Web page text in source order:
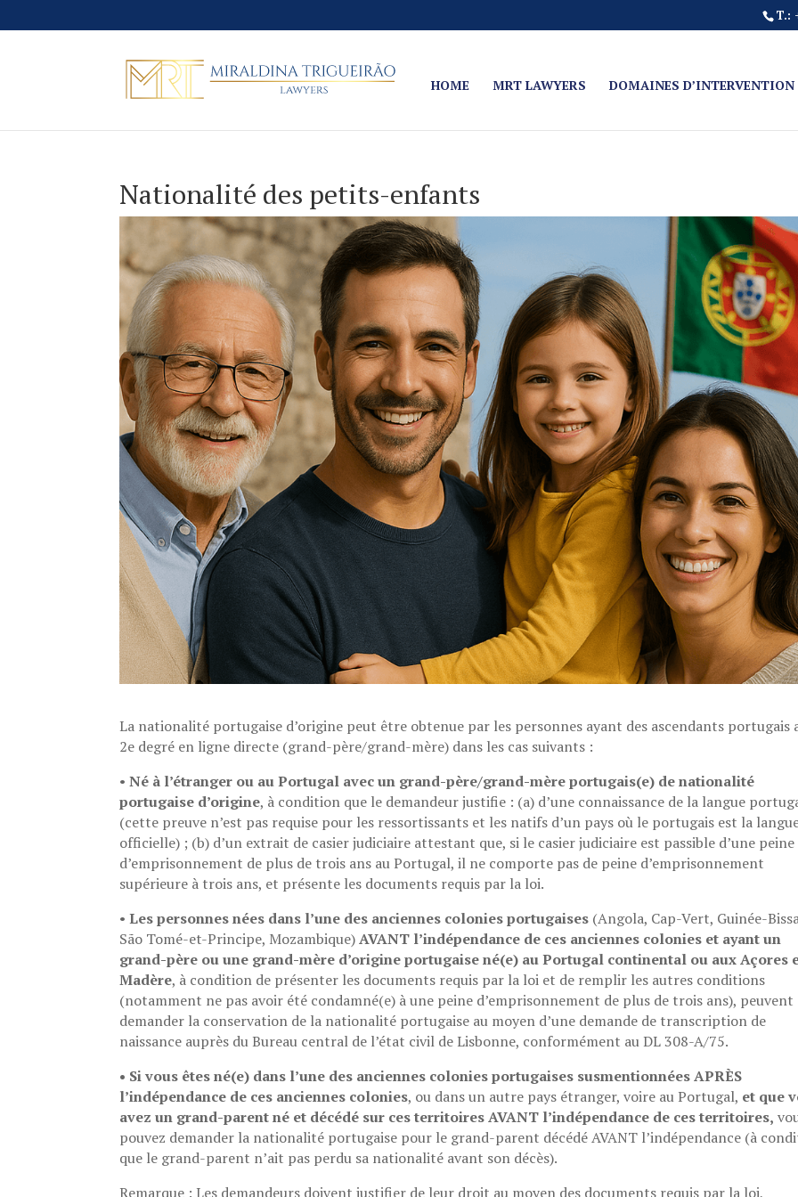
T.:
HOME MRT LAWYERS DOMAINES D’INTERVENTION
Nationalité des petits-enfants
La nationalité portugaise d’origine peut être obtenue par les personnes ayant des ascendants portugais
2e degré en ligne directe (grand-père/grand-mère) dans les cas suivants :
•Né à l’étranger ou au Portugal avec un grand-père/grand-mère portugais(e) de nationalité
portugaise d’origine, à condition que le demandeur justifie : (a) d’une connaissance de la langue
(cette preuve n’est pas requise pour les ressortissants et les natifs d’un pays où le portugais est la
officielle) ; (b) d’un extrait de casier judiciaire attestant que, si le casier judiciaire est passible d’une peine
d’emprisonnement de plus de trois ans au Portugal, il ne comporte pas de peine d’emprisonnement
supérieure à trois ans, et présente les documents requis par la loi.
•Les personnes nées dans l’une des anciennes colonies portugaises (Angola, Cap-Vert, Guinée-
São Tomé-et-Principe, Mozambique)AVANT l’indépendance de ces anciennes colonies et ayant un
grand-père ou une grand-mère d’origine portugaise né(e) au Portugal continental ou aux Açores
Madère, à condition de présenter les documents requis par la loi et de remplir les autres conditions
(notamment ne pas avoir été condamné(e) à une peine d’emprisonnement de plus de trois ans), peuvent
demander la conservation de la nationalité portugaise au moyen d’une demande de transcription de
naissance auprès du Bureau central de l’état civil de Lisbonne, conformément au DL 308-A/75.
• Si vous êtes né(e) dans l’une des anciennes colonies portugaises susmentionnées APRÈS
l’indépendance de ces anciennes colonies, ou dans un autre pays étranger, voire au Portugal, et que
avez un grand-parent né et décédé sur ces territoires AVANT l’indépendance de ces territoires,
pouvez demander la nationalité portugaise pour le grand-parent décédé AVANT l’indépendance (à
que le grand-parent n’ait pas perdu sa nationalité avant son décès).
Remarque : Les demandeurs doivent justifier de leur droit au moyen des documents requis par la loi,